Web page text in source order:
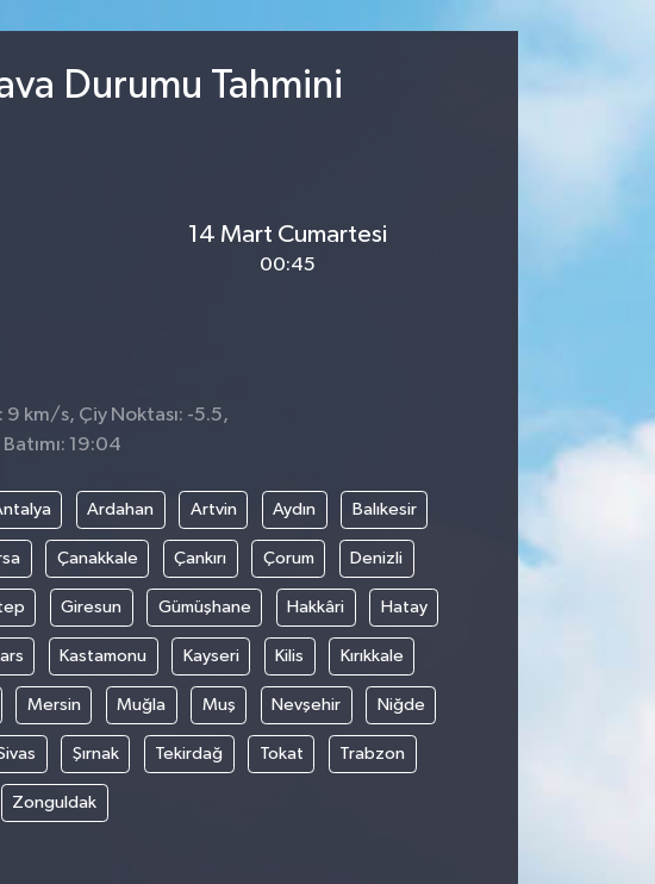
Durumu Tahmini
14 Mart Cumartesi
00:45
9 km/s, Çiy Noktası: -5.5,
19:04
Ardahan Artvin Aydın Balıkesir
Çanakkale Çankırı Çorum Denizli
Giresun Gümüşhane Hakkâri Hatay
Kastamonu Kayseri Kilis Kırıkkale
Mersin Muğla Muş Nevşehir Niğde
Şırnak Tekirdağ Tokat Trabzon
Zonguldak